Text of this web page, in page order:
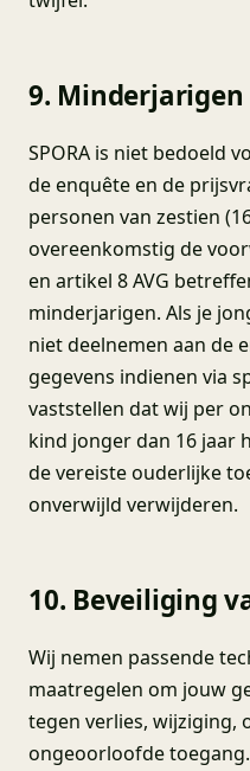
9. Minderjarigen
SPORA is niet bedoeld
de enquête en de
personen van zestien
overeenkomstig de
en artikel 8 AVG
minderjarigen. Als je
niet deelnemen aan de
gegevens indienen via
vaststellen dat wij per
kind jonger dan 16 jaar
de vereiste ouderlijke
onverwijld verwijderen.
10. Beveiliging
Wij nemen passende
maatregelen om jouw
tegen verlies, wijziging,
ongeoorloofde